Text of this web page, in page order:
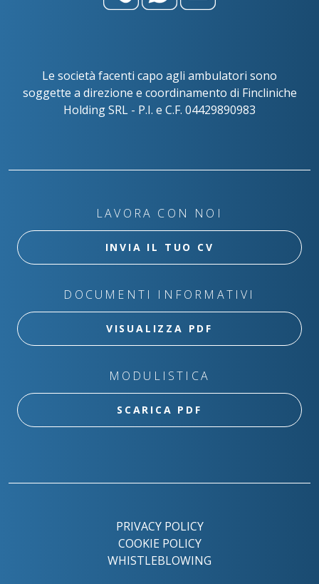
Le società facenti capo agli ambulatori sono
soggette a direzione e coordinamento di Fincliniche
Holding SRL - P.I. e C.F. 04429890983
LAVORA CON NOI
INVIA IL TUO CV
DOCUMENTI INFORMATIVI
VISUALIZZA PDF
MODULISTICA
SCARICA PDF
PRIVACY POLICY
COOKIE POLICY
WHISTLEBLOWING